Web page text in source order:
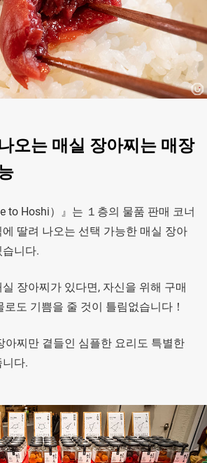
오는 매실 장아찌는 매장
to Hoshi）』는 １층의 물품 판매 코너
딸려 나오는 선택 가능한 매실 장아
니다.
장아찌가 있다면, 자신을 위해 구매
도 기쁨을 줄 것이 틀림없습니다！
아찌만 곁들인 심플한 요리도 특별한
다.